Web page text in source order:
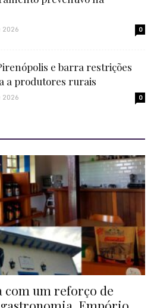
2026 0
e barra restrições
a produtores rurais
2026 0
com um reforço de